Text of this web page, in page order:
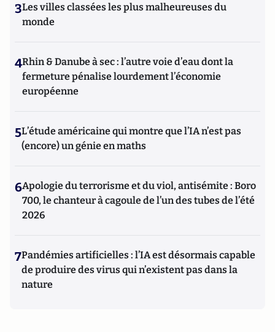
3Les villes classées les plus malheureuses du
monde
4Rhin & Danube à sec : l’autre voie d’eau dont la
fermeture pénalise lourdement l’économie
européenne
5L’étude américaine qui montre que l’IA n’est pas
(encore) un génie en maths
6Apologie du terrorisme et du viol, antisémite : Boro
700, le chanteur à cagoule de l’un des tubes de l’été
2026
7Pandémies artificielles : l’IA est désormais capable
de produire des virus qui n’existent pas dans la
nature